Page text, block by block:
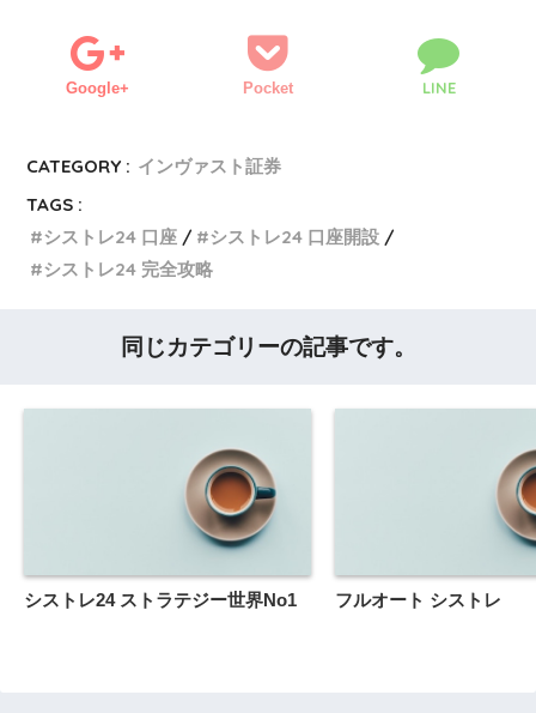
Google+ Pocket LINE
CATEGORY : インヴァスト証券
TAGS :
シストレ24 口座
シストレ24 口座開設
シストレ24 完全攻略
同じカテゴリーの記事です。
シストレ24 ストラテジー世界No1 フルオート シストレ